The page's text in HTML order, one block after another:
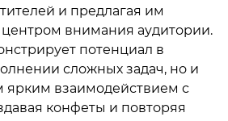
и предлагая им
внимания аудитории.
потенциал в
сложных задач, но и
ярким взаимодействием с
конфеты и повторяя